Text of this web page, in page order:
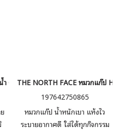
ำ GORE-TEX® Bucket Hat
THE NORTH FACE หมวกแก๊ป
197642750865
หมวกแก๊ป น้ำหนักเบา แห้งไว
ระบายอากาศดี ใส่ได้ทุกกิจกรรม